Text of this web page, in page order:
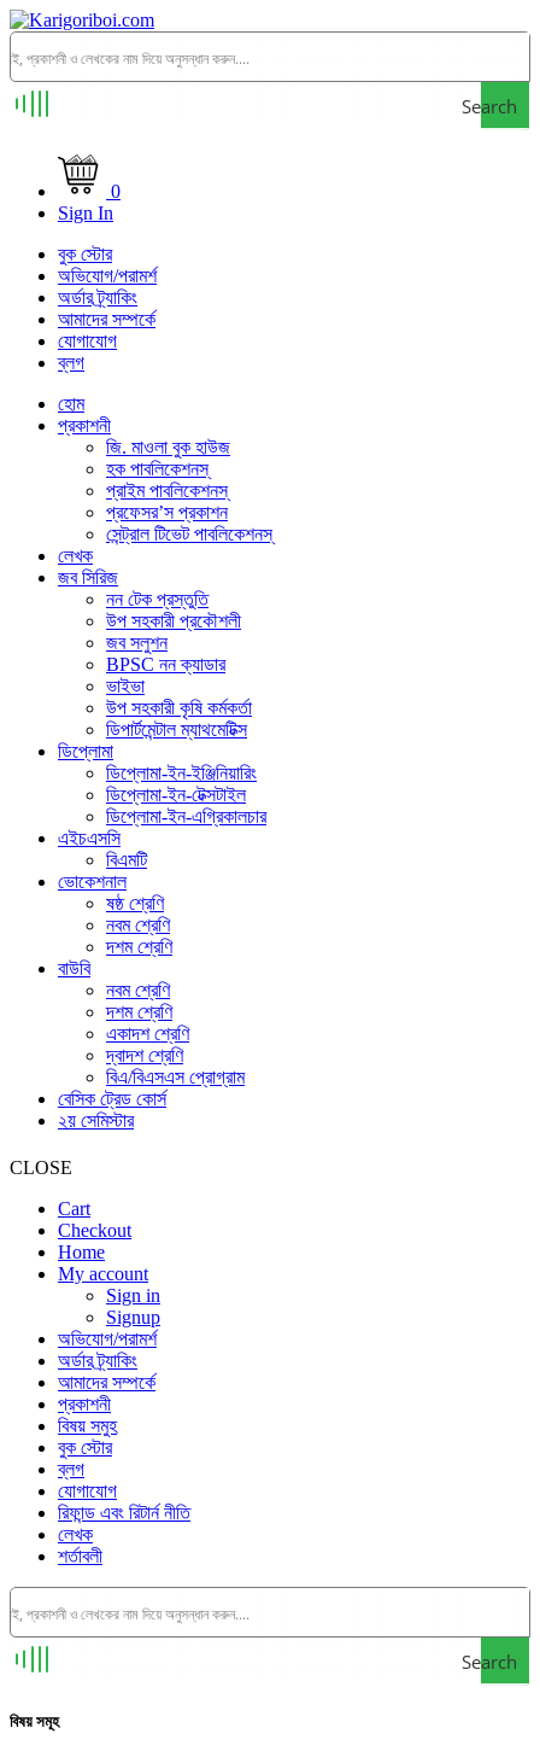
Search
0
Sign In
বুক স্টোর
অভিযোগ/পরামর্শ
অর্ডার ট্র্যাকিং
আমাদের সম্পর্কে
যোগাযোগ
ব্লগ
হোম
প্রকাশনী
জি. মাওলা বুক হাউজ
হক পাবলিকেশনস্
প্রাইম পাবলিকেশনস্
প্রফেসর’স প্রকাশন
সেন্ট্রাল টিভেট পাবলিকেশনস্
লেখক
জব সিরিজ
নন টেক প্রস্তুতি
উপ সহকারী প্রকৌশলী
জব সলুশন
BPSC নন ক্যাডার
ভাইভা
উপ সহকারী কৃষি কর্মকর্তা
ডিপার্টমেন্টাল ম্যাথমেটিক্স
ডিপ্লোমা
ডিপ্লোমা-ইন-ইঞ্জিনিয়ারিং
ডিপ্লোমা-ইন-টেক্সটাইল
ডিপ্লোমা-ইন-এগ্রিকালচার
এইচএসসি
বিএমটি
ভোকেশনাল
ষষ্ঠ শ্রেণি
নবম শ্রেণি
দশম শ্রেণি
বাউবি
নবম শ্রেণি
দশম শ্রেণি
একাদশ শ্রেণি
দ্বাদশ শ্রেণি
বিএ/বিএসএস প্রোগ্রাম
বেসিক ট্রেড কোর্স
২য় সেমিস্টার
CLOSE
Cart
Checkout
Home
My account
Sign in
Signup
অভিযোগ/পরামর্শ
অর্ডার ট্র্যাকিং
আমাদের সম্পর্কে
প্রকাশনী
বিষয় সমুহ
বুক স্টোর
ব্লগ
যোগাযোগ
রিফান্ড এবং রিটার্ন নীতি
লেখক
শর্তাবলী
Search
বিষয় সমূহ